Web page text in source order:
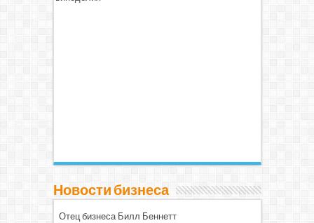
Новости бизнеса
Отец бизнеса Билл Беннетт